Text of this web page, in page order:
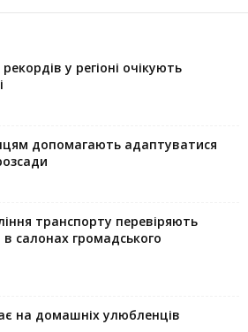
у регіоні очікують
допомагають адаптуватися
транспорту перевіряють
салонах громадського
на домашніх улюбленців